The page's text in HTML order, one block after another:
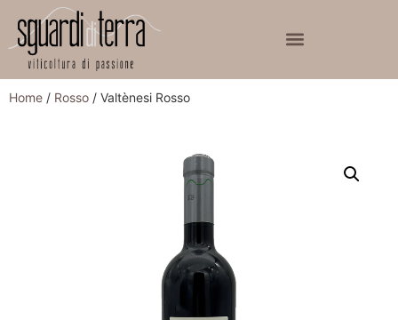
Home / Rosso / Valtènesi Rosso